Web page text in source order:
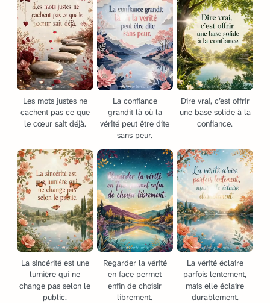
Les mots justes ne
cachent pas ce que
le cœur sait déjà.
La confiance
grandit là où la
vérité peut être dite
sans peur.
Dire vrai, c’est offrir
une base solide à la
confiance.
La sincérité est une
lumière qui ne
change pas selon le
public.
Regarder la vérité
en face permet
enfin de choisir
librement.
La vérité éclaire
parfois lentement,
mais elle éclaire
durablement.